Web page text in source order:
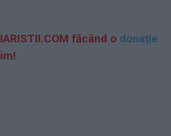
făcând o donație